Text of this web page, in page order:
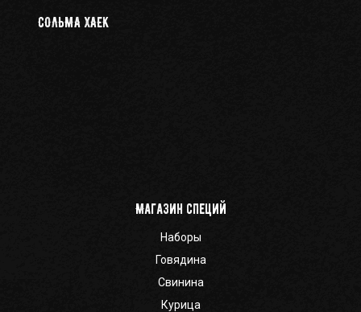
СОЛЬМА ХАЕК
Магазин специй
Наборы
Говядина
Свинина
Курица